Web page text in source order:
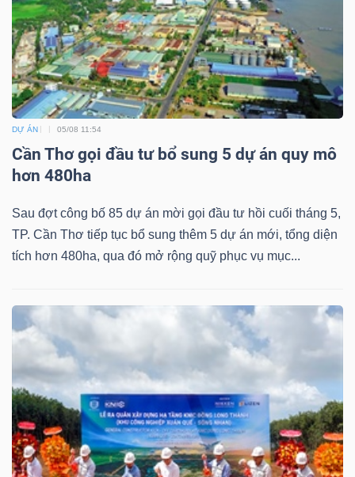
DỰ ÁN 05/08 11:54
Cần Thơ gọi đầu tư bổ sung 5 dự án quy mô
hơn 480ha
Sau đợt công bố 85 dự án mời gọi đầu tư hồi cuối tháng 5,
TP. Cần Thơ tiếp tục bổ sung thêm 5 dự án mới, tổng diện
tích hơn 480ha, qua đó mở rộng quỹ phục vụ mục...